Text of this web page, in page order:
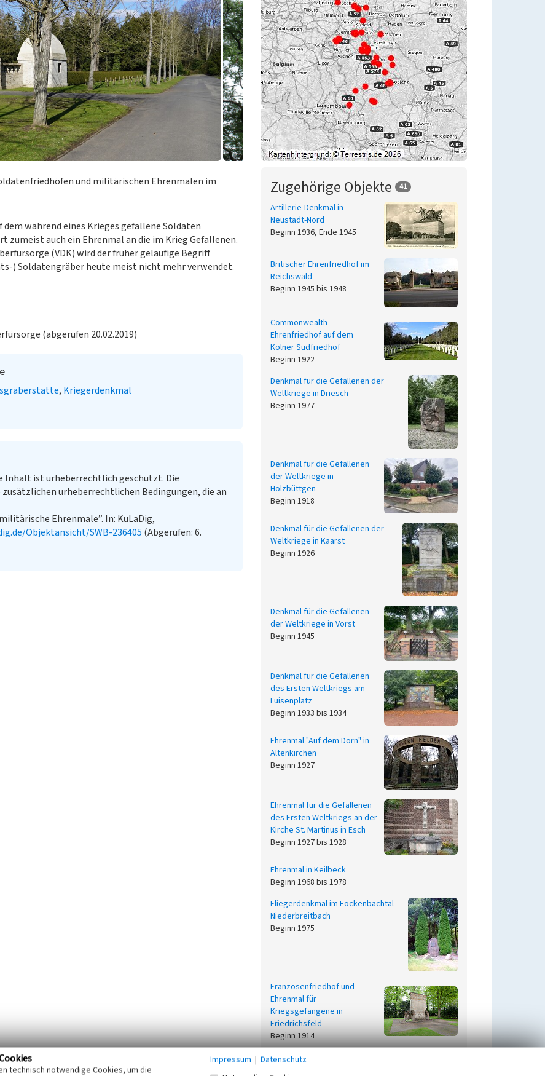
und militärischen Ehrenmalen im
während eines Krieges gefallene Soldaten
auch ein Ehrenmal an die im Krieg Gefallenen.
(VDK) wird der früher geläufige Begriff
) Soldatengräber heute meist nicht mehr verwendet.
(abgerufen 20.02.2019)
Kriegerdenkmal
Inhalt ist urheberrechtlich geschützt. Die
urheberrechtlichen Bedingungen, die an
Ehrenmale”. In: KuLaDig,
Objektansicht/SWB-236405 (Abgerufen: 6.
Zugehörige Objekte 41
Artillerie-Denkmal in
Neustadt-Nord
Beginn 1936, Ende 1945
Britischer Ehrenfriedhof im
Reichswald
Beginn 1945 bis 1948
Commonwealth-
Ehrenfriedhof auf dem
Kölner Südfriedhof
Beginn 1922
Denkmal für die Gefallenen der
Weltkriege in Driesch
Beginn 1977
Denkmal für die Gefallenen
der Weltkriege in
Holzbüttgen
Beginn 1918
Denkmal für die Gefallenen der
Weltkriege in Kaarst
Beginn 1926
Denkmal für die Gefallenen
der Weltkriege in Vorst
Beginn 1945
Denkmal für die Gefallenen
des Ersten Weltkriegs am
Luisenplatz
Beginn 1933 bis 1934
Ehrenmal "Auf dem Dorn" in
Altenkirchen
Beginn 1927
Ehrenmal für die Gefallenen
des Ersten Weltkriegs an der
Kirche St. Martinus in Esch
Beginn 1927 bis 1928
Ehrenmal in Keilbeck
Beginn 1968 bis 1978
Fliegerdenkmal im Fockenbachtal
Niederbreitbach
Beginn 1975
Franzosenfriedhof und
Ehrenmal für
Kriegsgefangene in
Friedrichsfeld
Beginn 1914
Friedhof französischer
technisch notwendige Cookies, um die
Impressum | Datenschutz